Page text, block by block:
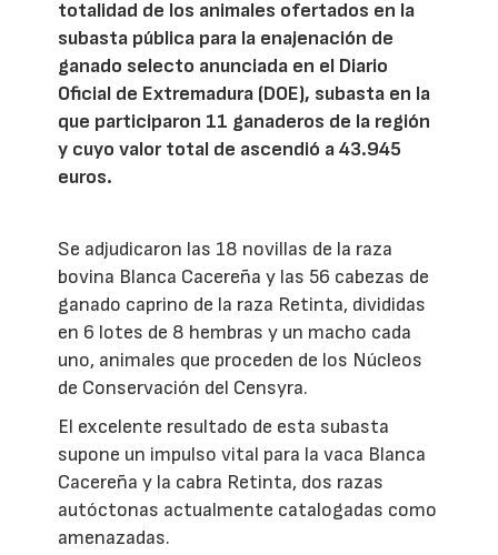
totalidad de los animales ofertados en la
subasta pública para la enajenación de
ganado selecto anunciada en el Diario
Oficial de Extremadura (DOE), subasta en la
que participaron 11 ganaderos de la región
y cuyo valor total de ascendió a 43.945
euros.
Se adjudicaron las 18 novillas de la raza
bovina Blanca Cacereña y las 56 cabezas de
ganado caprino de la raza Retinta, divididas
en 6 lotes de 8 hembras y un macho cada
uno, animales que proceden de los Núcleos
de Conservación del Censyra.
El excelente resultado de esta subasta
supone un impulso vital para la vaca Blanca
Cacereña y la cabra Retinta, dos razas
autóctonas actualmente catalogadas como
amenazadas.